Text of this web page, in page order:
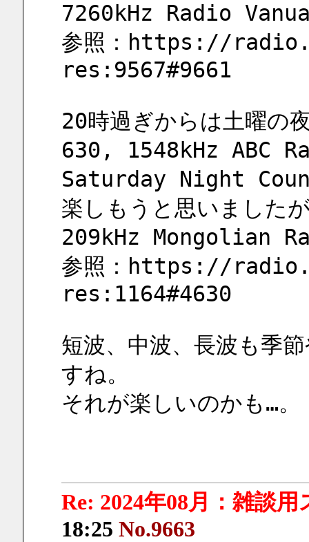
7260kHz Radio
参照：https://
res:9567#9661
20時過ぎからは土曜の
630, 1548kHz ABC
Saturday Night
楽しもうと思いました
209kHz Mongolian
参照：https://
res:1164#4630
短波、中波、長波も季
すね。
それが楽しいのかも…。
Re: 2024年08月：雑談
18:25 No.9663